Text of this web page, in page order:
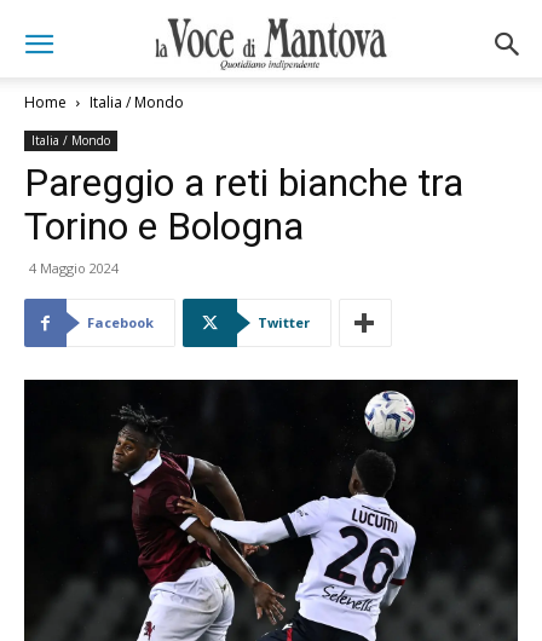
Home Italia / Mondo
Italia / Mondo
Pareggio a reti bianche tra
Torino e Bologna
4 Maggio 2024
Facebook Twitter